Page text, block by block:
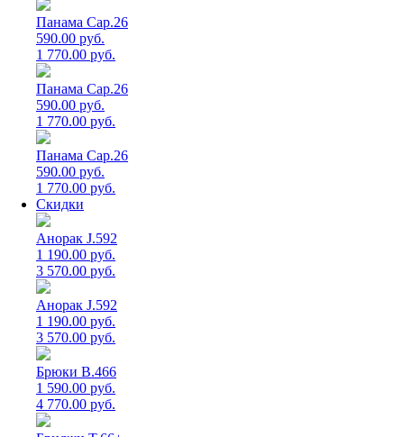
Панама Cap.26
590.00 руб.
1 770.00 руб.
Панама Cap.26
590.00 руб.
1 770.00 руб.
Панама Cap.26
590.00 руб.
1 770.00 руб.
Скидки
Анорак J.592
1 190.00 руб.
3 570.00 руб.
Анорак J.592
1 190.00 руб.
3 570.00 руб.
Брюки B.466
1 590.00 руб.
4 770.00 руб.